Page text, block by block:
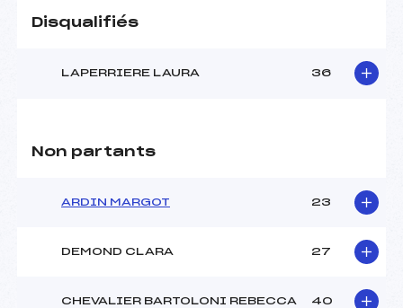
Disqualifiés
LAPERRIERE LAURA 36
Non partants
ARDIN MARGOT 23
DEMOND CLARA 27
CHEVALIER BARTOLONI REBECCA 40